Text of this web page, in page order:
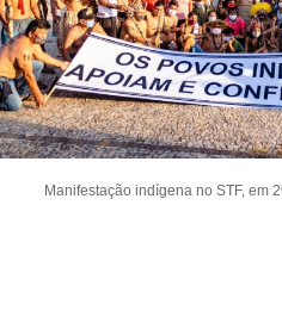
Manifestação indígena no STF, em